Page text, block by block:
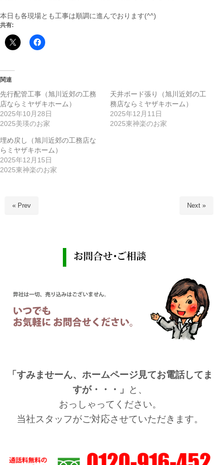
本日も各現場とも工事は順調に進んでおります(^^)
共有:
関連
先行配管工事（旭川近郊の工務
店ならミヤザキホーム）
2025年10月28日
2025美瑛のお家
天井ボード張り（旭川近郊の工
務店ならミヤザキホーム）
2025年12月11日
2025東神楽のお家
埋め戻し（旭川近郊の工務店な
らミヤザキホーム）
2025年12月15日
2025東神楽のお家
« Prev Next »
「すみませーん、ホームページ見てお電話してま
すが・・・」
と、
おっしゃってください。
当社スタッフがご対応させていただきます。